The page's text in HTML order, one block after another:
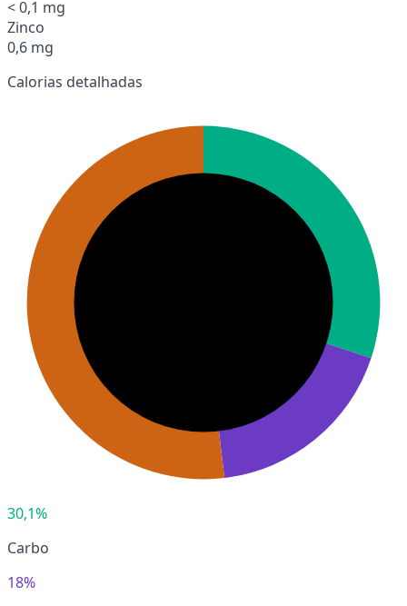
< 0,1 mg
Zinco
0,6 mg
Calorias detalhadas
30,1%
Carbo
18%